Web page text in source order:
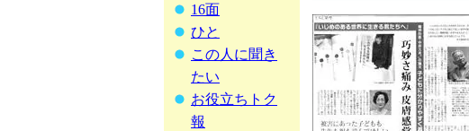
16面
ひと
この人に聞き
たい
お役立ちトク
報